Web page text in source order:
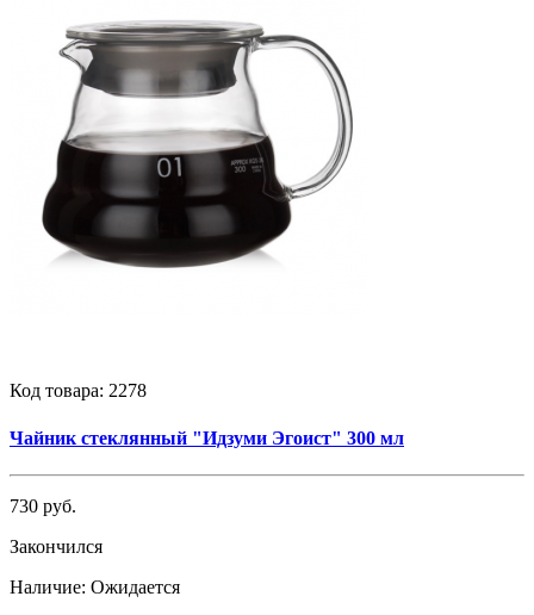
Код товара: 2278
Чайник стеклянный "Идзуми Эгоист" 300 мл
730 руб.
Закончился
Наличие: Ожидается